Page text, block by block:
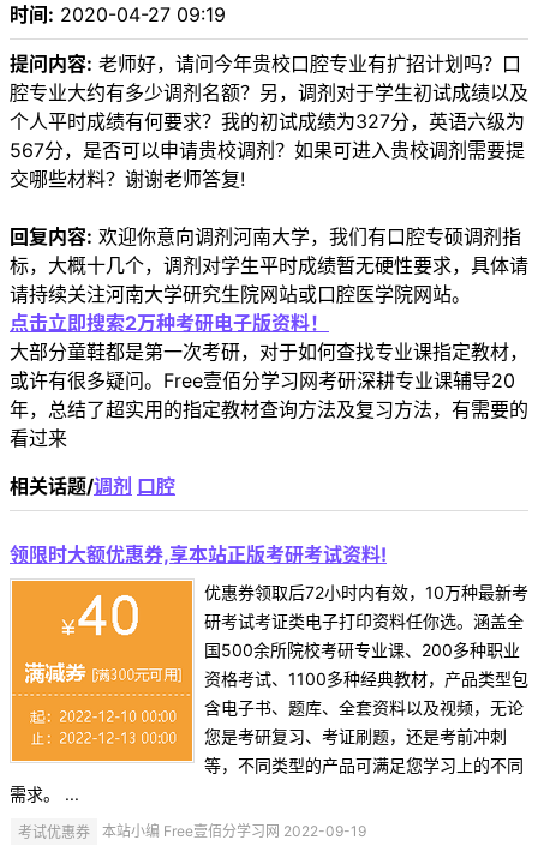
时间: 2020-04-27 09:19
提问内容: 老师好，请问今年贵校口腔专业有扩招计划吗？口
腔专业大约有多少调剂名额？另，调剂对于学生初试成绩以及
个人平时成绩有何要求？我的初试成绩为327分，英语六级为
567分，是否可以申请贵校调剂？如果可进入贵校调剂需要提
交哪些材料？谢谢老师答复!
回复内容: 欢迎你意向调剂河南大学，我们有口腔专硕调剂指
标，大概十几个，调剂对学生平时成绩暂无硬性要求，具体请
请持续关注河南大学研究生院网站或口腔医学院网站。
点击立即搜索2万种考研电子版资料！
大部分童鞋都是第一次考研，对于如何查找专业课指定教材，
或许有很多疑问。Free壹佰分学习网考研深耕专业课辅导20
年，总结了超实用的指定教材查询方法及复习方法，有需要的
看过来
相关话题/调剂 口腔
领限时大额优惠券,享本站正版考研考试资料!
优惠券领取后72小时内有效，10万种最新考
研考试考证类电子打印资料任你选。涵盖全
国500余所院校考研专业课、200多种职业
资格考试、1100多种经典教材，产品类型包
含电子书、题库、全套资料以及视频，无论
您是考研复习、考证刷题，还是考前冲刺
等，不同类型的产品可满足您学习上的不同
需求。 ...
考试优惠券 本站小编 Free壹佰分学习网 2022-09-19